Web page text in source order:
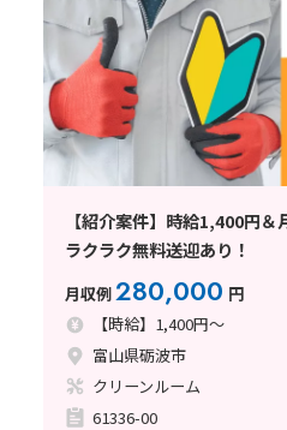
【紹介案件】時給1,400円
ラクラク無料送迎あり！
月収例280,000 円
【時給】1,400円～
富山県砺波市
クリーンルーム
61336-00